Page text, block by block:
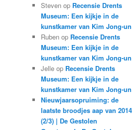
Steven op Recensie Drents
Museum: Een kijkje in de
kunstkamer van Kim Jong-un
Ruben op Recensie Drents
Museum: Een kijkje in de
kunstkamer van Kim Jong-un
Jelle op Recensie Drents
Museum: Een kijkje in de
kunstkamer van Kim Jong-un
Nieuwjaarsopruiming: de
laatste broodjes aap van 2014
(2/3) | De Gestolen